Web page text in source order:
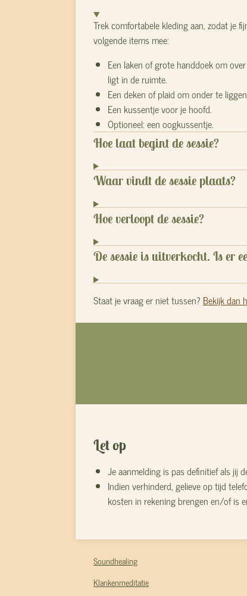
Trek comfortabele kleding aan, zodat je
volgende items mee:
Een laken of grote handdoek om
ligt in de ruimte.
Een deken of plaid om onder te
Een kussentje voor je hoofd.
Optioneel: een oogkussentje.
Hoe laat begint de sessie?
Waar vindt de sessie plaats?
Hoe verloopt de sessie?
De sessie is uitverkocht. Is er
Staat je vraag er niet tussen? Bekijk dan
Let op
Je aanmelding is pas definitief als jij
Indien verhinderd, gelieve op tijd
kosten in rekening brengen en/of is
Soundhealing
Klankenmeditatie